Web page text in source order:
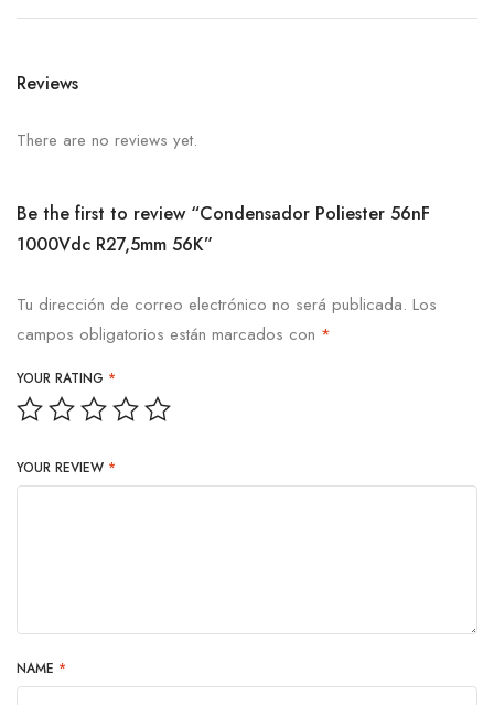
Reviews
There are no reviews yet.
Be the first to review “Condensador Poliester 56nF
1000Vdc R27,5mm 56K”
Tu dirección de correo electrónico no será publicada. Los
campos obligatorios están marcados con *
YOUR RATING *
YOUR REVIEW *
NAME *